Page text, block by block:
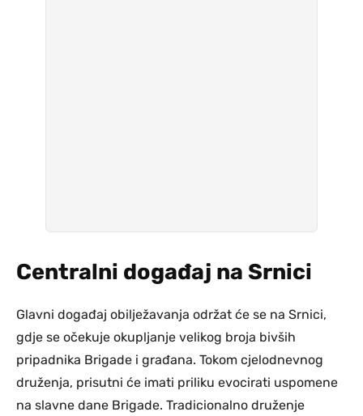
Centralni događaj na Srnici
Glavni događaj obilježavanja održat će se na Srnici,
gdje se očekuje okupljanje velikog broja bivših
pripadnika Brigade i građana. Tokom cjelodnevnog
druženja, prisutni će imati priliku evocirati uspomene
na slavne dane Brigade. Tradicionalno druženje